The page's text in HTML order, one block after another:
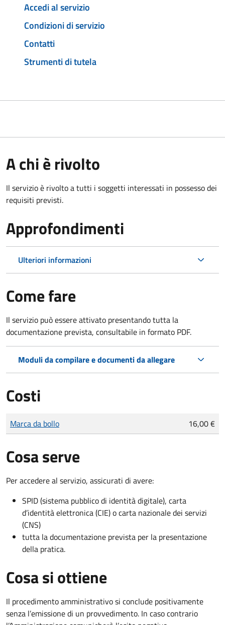
Accedi al servizio
Condizioni di servizio
Contatti
Strumenti di tutela
A chi è rivolto
Il servizio è rivolto a tutti i soggetti interessati in possesso dei
requisiti previsti.
Approfondimenti
Ulteriori informazioni
Come fare
Il servizio può essere attivato presentando tutta la
documentazione prevista, consultabile in formato PDF.
Moduli da compilare e documenti da allegare
Costi
Tipo di pagamento
Importo
Marca da bollo 16,00 €
Cosa serve
Per accedere al servizio, assicurati di avere:
SPID (sistema pubblico di identità digitale), carta
d’identità elettronica (CIE) o carta nazionale dei servizi
(CNS)
tutta la documentazione prevista per la presentazione
della pratica.
Cosa si ottiene
Il procedimento amministrativo si conclude positivamente
senza l’emissione di un provvedimento. In caso contrario